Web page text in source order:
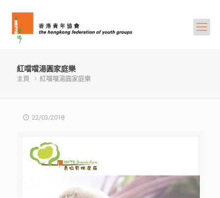
紅噹噹湯圓家庭樂
主頁 紅噹噹湯圓家庭樂
22/03/2018